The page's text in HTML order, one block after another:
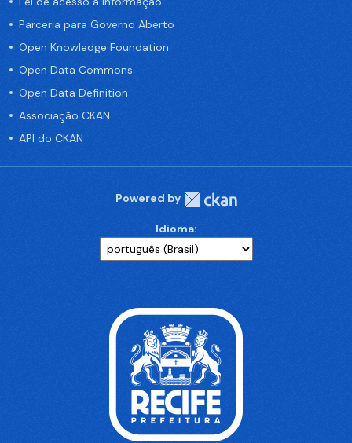
Parceria para Governo Aberto
Open Knowledge Foundation
Open Data Commons
Open Data Definition
Associação CKAN
API do CKAN
Powered by
Idioma